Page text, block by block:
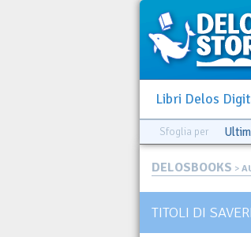
Libri Delos
Sfoglia per
DELOSBOOKS >
TITOLI DI